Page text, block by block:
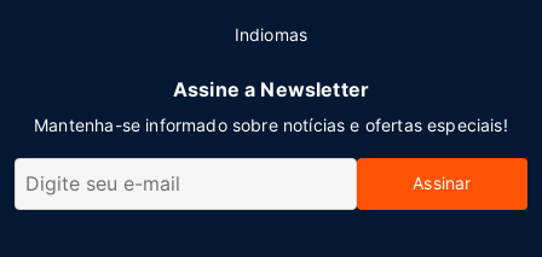
Indiomas
Assine a Newsletter
Mantenha-se informado sobre notícias e ofertas especiais!
Assinar